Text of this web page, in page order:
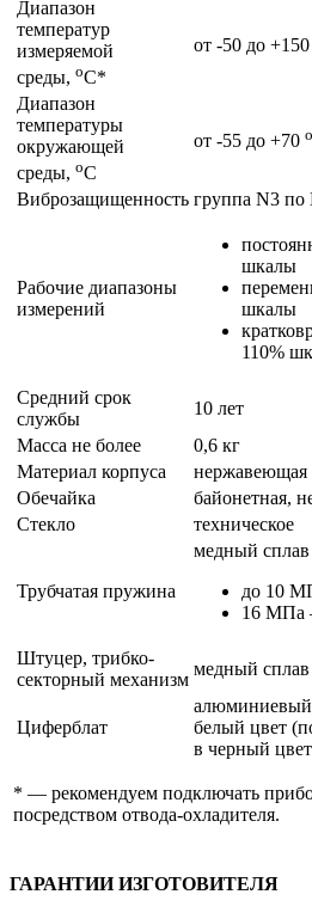
Диапазон
температур
измеряемой
среды, оС*
от -50 до +150
Диапазон
температуры
окружающей
среды, оС
от -55 до +70 о
Виброзащищенность группа N3
Рабочие диапазоны
измерений
шкалы
шкалы
110%
Средний срок
службы
10 лет
Масса не более
0,6 кг
Материал корпуса
нержавеющая
Обечайка
байонетная,
Стекло
техническое
Трубчатая пружина
медный сплав
до 10
16 МПа
Штуцер, трибко-
секторный механизм
медный сплав
Циферблат
белый цвет
в черный
* — рекомендуем подключать
посредством отвода-охладителя.
ГАРАНТИИ ИЗГОТОВИТЕЛЯ